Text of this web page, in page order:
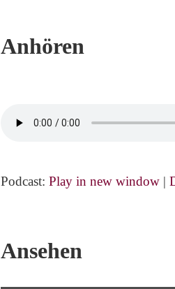
Anhören
Podcast:Play in new window |
Ansehen